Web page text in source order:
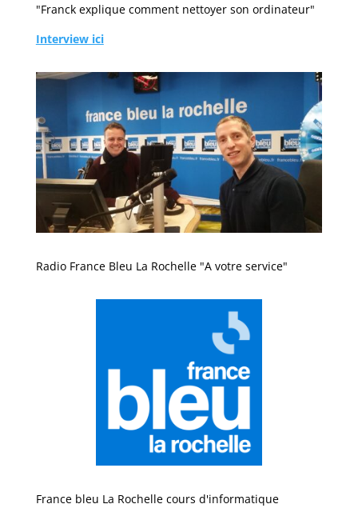
"Franck explique comment nettoyer son ordinateur"
Interview ici
Radio France Bleu La Rochelle "A votre service"
France bleu La Rochelle cours d'informatique